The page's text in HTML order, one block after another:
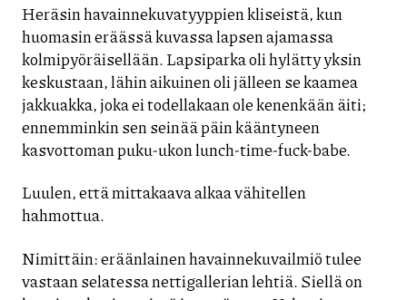
Heräsin havainnekuvatyyppien kliseistä, kun
huomasin eräässä kuvassa lapsen ajamassa
kolmipyöräisellään. Lapsiparka oli hylätty yksin
keskustaan, lähin aikuinen oli jälleen se kaamea
jakkuakka, joka ei todellakaan ole kenenkään äiti;
ennemminkin sen seinää päin kääntyneen
kasvottoman puku-ukon lunch-time-fuck-babe.
Luulen, että mittakaava alkaa vähitellen
hahmottua.
Nimittäin: eräänlainen havainnekuvailmiö tulee
vastaan selatessa nettigallerian lehtiä. Siellä on